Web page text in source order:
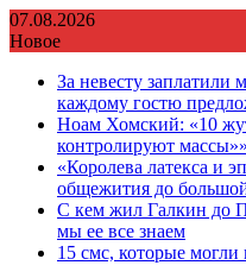
Перейти
к
07.08.2026
Новое
За невесту
каждому гостю
Ноам Хомский: «10
контролируют
«Королева латекса и
общежития до
С кем жил Галкин до
мы ее все знаем
15 смс, которые